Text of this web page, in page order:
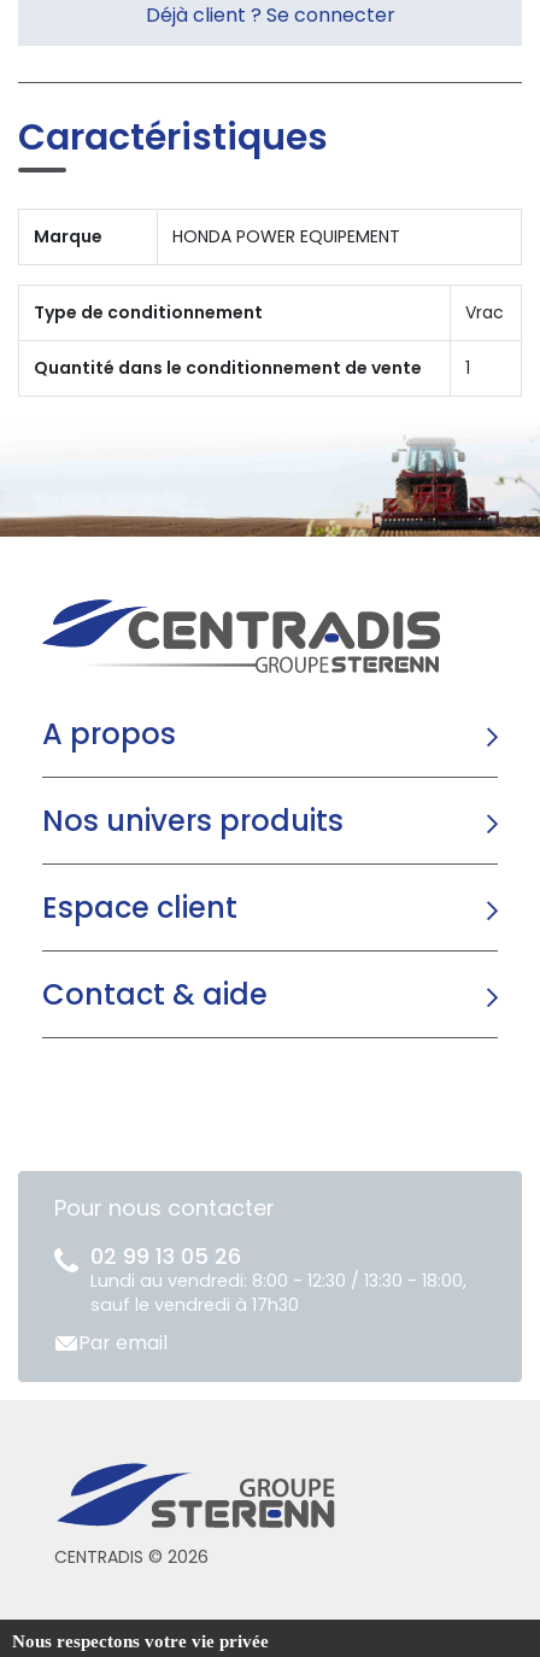
Déjà client ? Se connecter
Caractéristiques
Marque HONDA POWER EQUIPEMENT
Type de conditionnement Vrac
Quantité dans le conditionnement de vente 1
A propos
Nos univers produits
Espace client
Contact & aide
Pour nous contacter
02 99 13 05 26
Lundi au vendredi: 8:00 - 12:30 / 13:30 - 18:00,
sauf le vendredi à 17h30
Par email
CENTRADIS © 2026
Conditions générales de vente
Nous respectons votre vie privée